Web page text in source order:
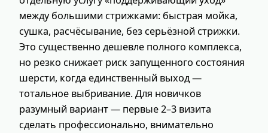
между большими стрижками: быстрая мойка,
сушка, расчёсывание, без серьёзной стрижки.
Это существенно дешевле полного комплекса,
но резко снижает риск запущенного состояния
шерсти, когда единственный выход —
тотальное выбривание. Для новичков
разумный вариант — первые 2–3 визита
сделать профессионально, внимательно